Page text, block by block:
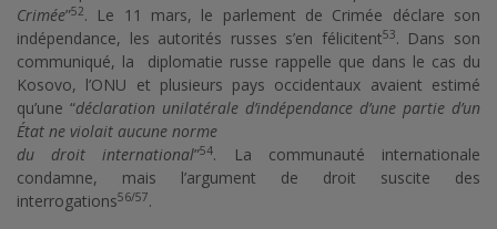
Crimée”52. Le 11 mars, le parlement de Crimée déclare son
indépendance, les autorités russes s’en félicitent53. Dans son
communiqué, la diplomatie russe rappelle que dans le cas du
Kosovo, l’ONU et plusieurs pays occidentaux avaient estimé
qu’une “déclaration unilatérale d’indépendance d’une partie d’un
État ne violait aucune norme
du droit international”54. La communauté internationale
condamne, mais l’argument de droit suscite des
interrogations56/57.